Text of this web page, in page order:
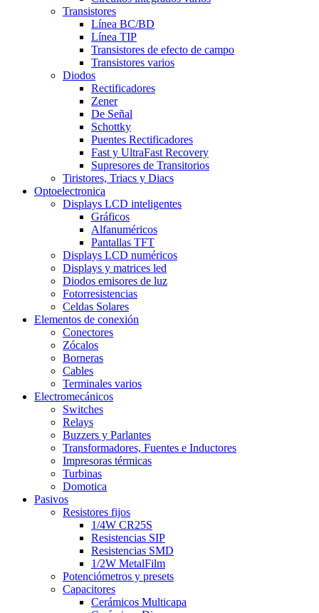
Transistores
Línea BC/BD
Línea TIP
Transistores de efecto de campo
Transistores varios
Diodos
Rectificadores
Zener
De Señal
Schottky
Puentes Rectificadores
Fast y UltraFast Recovery
Supresores de Transitorios
Tiristores, Triacs y Diacs
Optoelectronica
Displays LCD inteligentes
Gráficos
Alfanuméricos
Pantallas TFT
Displays LCD numéricos
Displays y matrices led
Diodos emisores de luz
Fotorresistencias
Celdas Solares
Elementos de conexión
Conectores
Zócalos
Borneras
Cables
Terminales varios
Electromecánicos
Switches
Relays
Buzzers y Parlantes
Transformadores, Fuentes e Inductores
Impresoras térmicas
Turbinas
Domotica
Pasivos
Resistores fijos
1/4W CR25S
Resistencias SIP
Resistencias SMD
1/2W MetalFilm
Potenciómetros y presets
Capacitores
Cerámicos Multicapa